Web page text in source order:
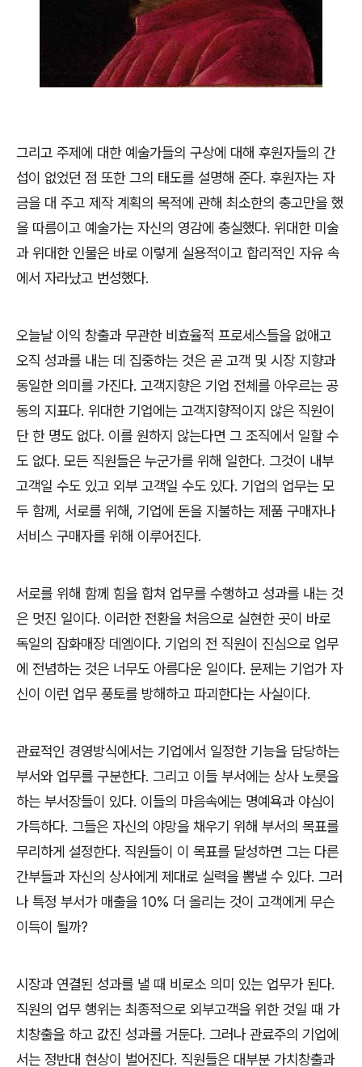
그리고 주제에 대한 예술가들의 구상에 대해 후원자들의 간
섭이 없었던 점 또한 그의 태도를 설명해 준다. 후원자는 자
금을 대 주고 제작 계획의 목적에 관해 최소한의 충고만을 했
을 따름이고 예술가는 자신의 영감에 충실했다. 위대한 미술
과 위대한 인물은 바로 이렇게 실용적이고 합리적인 자유 속
에서 자라났고 번성했다.
오늘날 이익 창출과 무관한 비효율적 프로세스들을 없애고
오직 성과를 내는 데 집중하는 것은 곧 고객 및 시장 지향과
동일한 의미를 가진다. 고객지향은 기업 전체를 아우르는 공
동의 지표다. 위대한 기업에는 고객지향적이지 않은 직원이
단 한 명도 없다. 이를 원하지 않는다면 그 조직에서 일할 수
도 없다. 모든 직원들은 누군가를 위해 일한다. 그것이 내부
고객일 수도 있고 외부 고객일 수도 있다. 기업의 업무는 모
두 함께 서로를 위해 기업에 돈을 지불하는 제품 구매자나
서비스 구매자를 위해 이루어진다.
서로를 위해 함께 힘을 합쳐 업무를 수행하고 성과를 내는 것
은 멋진 일이다. 이러한 전환을 처음으로 실현한 곳이 바로
독일의 잡화매장 데엠이다. 기업의 전 직원이 진심으로 업무
에 전념하는 것은 너무도 아름다운 일이다. 문제는 기업가 자
신이 이런 업무 풍토를 방해하고 파괴한다는 사실이다.
관료적인 경영방식에서는 기업에서 일정한 기능을 담당하는
부서와 업무를 구분한다. 그리고 이들 부서에는 상사 노릇을
하는 부서장들이 있다. 이들의 마음속에는 명예욕과 야심이
가득하다. 그들은 자신의 야망을 채우기 위해 부서의 목표를
무리하게 설정한다. 직원들이 이 목표를 달성하면 그는 다른
간부들과 자신의 상사에게 제대로 실력을 뽐낼 수 있다. 그러
나 특정 부서가 매출을 10% 더 올리는 것이 고객에게 무슨
이득이 될까?
시장과 연결된 성과를 낼 때 비로소 의미 있는 업무가 된다.
직원의 업무 행위는 최종적으로 외부고객을 위한 것일 때 가
치창출을 하고 값진 성과를 거둔다. 그러나 관료주의 기업에
서는 정반대 현상이 벌어진다. 직원들은 대부분 가치창출과